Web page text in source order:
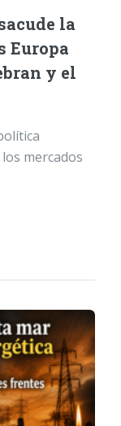
la
Europa
y el
mercados